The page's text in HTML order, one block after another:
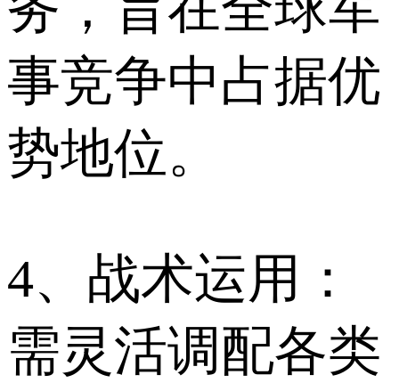
事竞争中占据优
势地位。
4、战术运用：
需灵活调配各类